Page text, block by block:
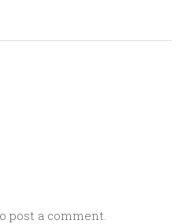
post a comment.